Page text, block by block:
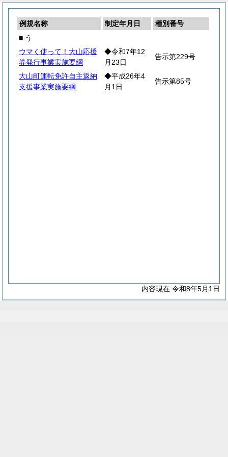
例規名称 制定年月日
種別番号
■ う
ウマく使って！大山応援
券発行事業実施要綱
◆令和7年12
月23日
告示第229号
大山町運転免許自主返納
支援事業実施要綱
◆平成26年4
月1日
告示第85号
内容現在 令和8年5月1日